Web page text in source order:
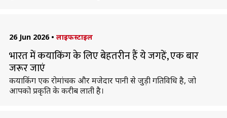
26 Jun 2026 • लाइफस्टाइल
भारत में कयाकिंग के लिए बेहतरीन हैं ये जगहें, एक बार
जरूर जाएं
कयाकिंग एक रोमांचक और मजेदार पानी से जुड़ी गतिविधि है, जो
आपको प्रकृति के करीब लाती है।